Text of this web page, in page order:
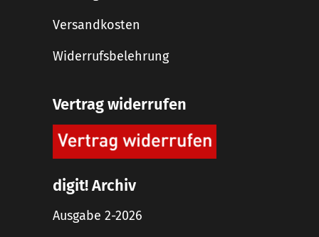
Versandkosten
Widerrufsbelehrung
Vertrag widerrufen
digit! Archiv
Ausgabe 2-2026